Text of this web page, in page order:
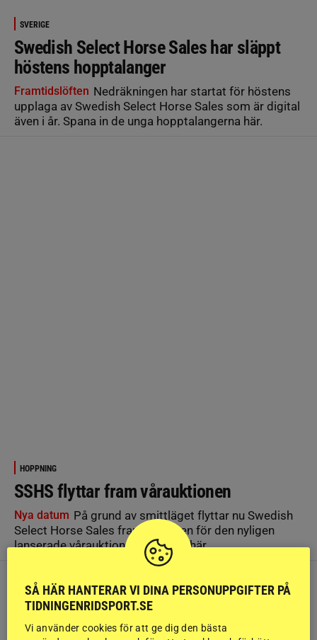
SVERIGE
Swedish Select Horse Sales har släppt
höstens hopptalanger
Framtidslöften Nedräkningen har startat för höstens
upplaga av Swedish Select Horse Sales som är digital
även i år. Spana in de unga hopptalangerna här.
HOPPNING
SSHS flyttar fram vårauktionen
Nya datum På grund av smittläget flyttar nu Swedish
Select Horse Sales fram datumen för den nyligen
lanserade vårauktionen. Läs mer här.
SÅ HÄR HANTERAR VI DINA PERSONUPPGIFTER PÅ
TIDNINGENRIDSPORT.SE
Vi använder cookies för att ge dig den bästa